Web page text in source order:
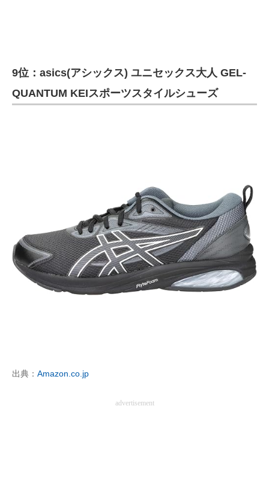
9位：asics(アシックス) ユニセックス大人 GEL-
QUANTUM KEIスポーツスタイルシューズ
出典： Amazon.co.jp
advertisement